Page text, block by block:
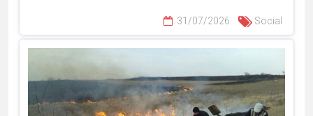
31/07/2026 Social